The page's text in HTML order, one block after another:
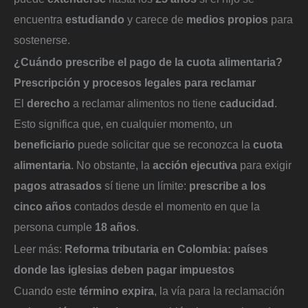
encuentra estudiando y carece de medios propios para
sostenerse.
¿Cuándo prescribe el pago de la cuota alimentaria?
Prescripción y procesos legales para reclamar
El derecho a reclamar alimentos no tiene caducidad.
Esto significa que, en cualquier momento, un
beneficiario puede solicitar que se reconozca la cuota
alimentaria. No obstante, la acción ejecutiva para exigir
pagos atrasados sí tiene un límite: prescribe a los
cinco años contados desde el momento en que la
persona cumple 18 años.
Leer más: Reforma tributaria en Colombia: países
donde las iglesias deben pagar impuestos
Cuando este término expira, la vía para la reclamación